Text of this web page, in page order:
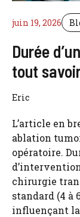
juin 19, 2026
Durée
tout
Eric
L’article en
ablation
opératoire.
chirurgie
standard (4 à
influençant